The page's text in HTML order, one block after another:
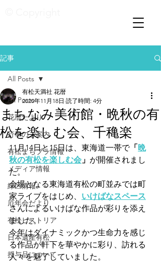
記事
All Posts
花暦たより
行事のご案内
有松まちブラ情報
メディア情報
緑区情報
厄年会だより
有松ヒストリア
日本遺産有松
授与品について
All Posts
まちなみ美術館・晩秋の有
松を楽しむ会、千穐楽
有松天満社 花暦
2020年11月18日 読了時間: 4分
11月14日と15日は、東海道一帯で「晩
秋の有松を楽しむ会 」 が開催されまし
た。
会場となる東海道有松の町並みでは町
家ライブをはじめ、 いけばなスペース
さんによるいけばな作品が彩りを添え
ました。
今年はダイナミックかつ生命力を感じ
る作品が軒下を華やかに彩り、訪れる
人々を魅了していました。